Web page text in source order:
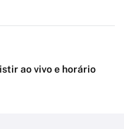
ao vivo e horário